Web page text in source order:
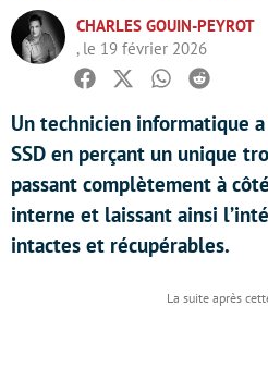
CHARLES GOUIN-PEYROT
, le 19 février 2026
Facebook
TwitterWhatsapp
Reddit
Un technicien informatique
SSD en perçant un unique
passant complètement à
interne et laissant ainsi
intactes et récupérables.